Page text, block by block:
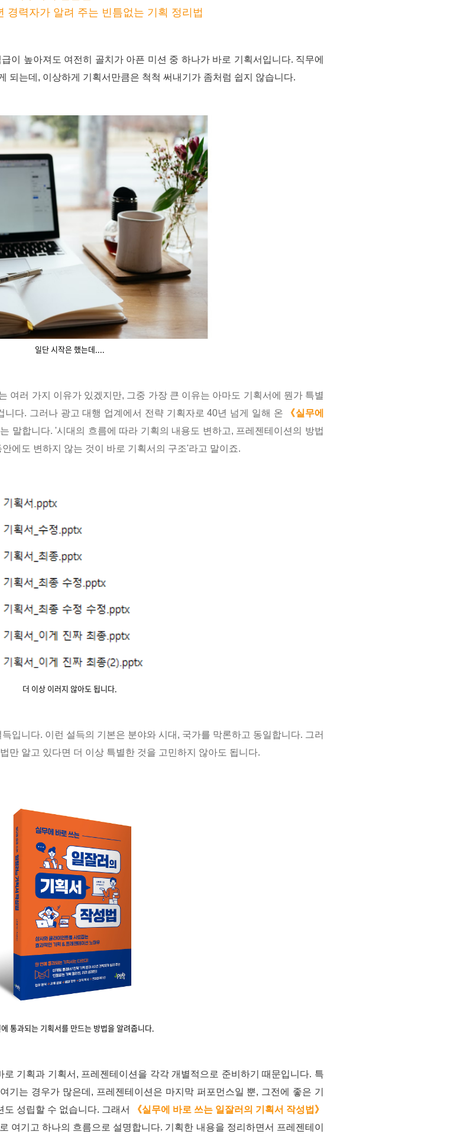
경력자가 알려 주는 빈틈없는 기획 정리법
이 높아져도 여전히 골치가 아픈 미션 중 하나가 바로 기획서입니다. 직무에
되는데, 이상하게 기획서만큼은 척척 써내기가 좀처럼 쉽지 않습니다.
일단 시작은 했는데....
여러 가지 이유가 있겠지만, 그중 가장 큰 이유는 아마도 기획서에 뭔가 특별
다. 그러나 광고 대행 업계에서 전략 기획자로 40년 넘게 일해 온
《실무에
말합니다. '시대의 흐름에 따라 기획의 내용도 변하고, 프레젠테이션의 방법
에도 변하지 않는 것이 바로 기획서의 구조'라고 말이죠.
더 이상 이러지 않아도 됩니다.
입니다. 이런 설득의 기본은 분야와 시대, 국가를 막론하고 동일합니다. 그러
만 알고 있다면 더 이상 특별한 것을 고민하지 않아도 됩니다.
통과되는 기획서를 만드는 방법을 알려줍니다.
기획과 기획서, 프레젠테이션을 각각 개별적으로 준비하기 때문입니다. 특
기는 경우가 많은데, 프레젠테이션은 마지막 퍼포먼스일 뿐, 그전에 좋은 기
성립할 수 없습니다. 그래서
《실무에 바로 쓰는 일잘러의 기획서 작성법》
여기고 하나의 흐름으로 설명합니다. 기획한 내용을 정리하면서 프레젠테이